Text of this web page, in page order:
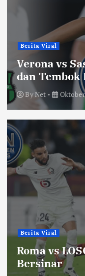
Berita Viral
Verona vs
dan Tembok
ByNet
Berita Viral
Roma vs
Bersinar